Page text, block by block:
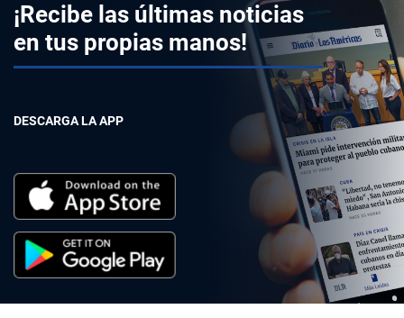
¡Recibe las últimas noticias
en tus propias manos!
DESCARGA LA APP